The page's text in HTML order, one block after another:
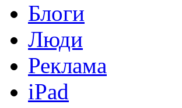
Блоги
Люди
Реклама
iPad